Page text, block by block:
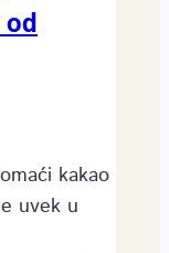
od
kakao
uvek u